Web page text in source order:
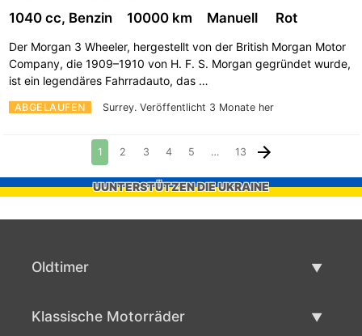
ABGELAUFEN Surrey. Veröffentlicht 3 Monate her
1040 cc, Benzin 10000 km Manuell Rot
Der Morgan 3 Wheeler, hergestellt von der British Morgan Motor
Company, die 1909–1910 von H. F. S. Morgan gegründet wurde,
ist ein legendäres Fahrradauto, das …
1 2 3 4 5 … 13
UUNTERSTÜTZEN DIE UKRAINE
Oldtimer
Klassische Motorräder